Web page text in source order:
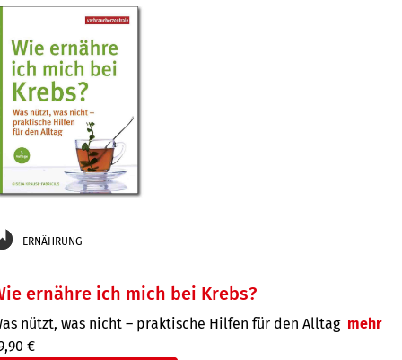
ERNÄHRUNG
ernähre ich mich bei Krebs?
nützt, was nicht – praktische Hilfen für den Alltag mehr
€